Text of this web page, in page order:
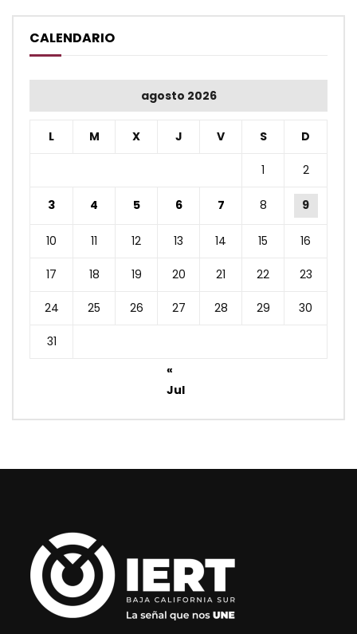
CALENDARIO
agosto 2026
L M X J V S D
1 2
3 4 5 6 7 8 9
10 11 12 13 14 15 16
17 18 19 20 21 22 23
24 25 26 27 28 29 30
31
«
Jul